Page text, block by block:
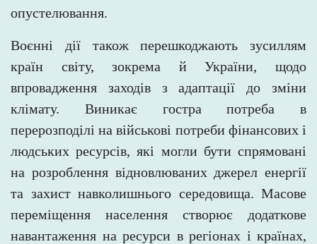
опустелювання.
Воєнні дії також перешкоджають зусиллям
країн світу, зокрема й України, щодо
впровадження заходів з адаптації до зміни
клімату. Виникає гостра потреба в
перерозподілі на військові потреби фінансових і
людських ресурсів, які могли бути спрямовані
на розроблення відновлюваних джерел енергії
та захист навколишнього середовища. Масове
переміщення населення створює додаткове
навантаження на ресурси в регіонах і країнах,